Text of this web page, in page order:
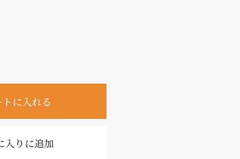
トに入れる
入りに追加